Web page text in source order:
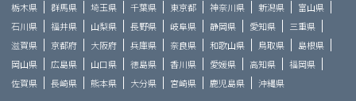
栃木県
群馬県 埼玉県 千葉県 東京都 神奈川県 新潟県
富山県
石川県
福井県 山梨県 長野県 岐阜県 静岡県 愛知県
三重県
滋賀県
京都府 大阪府 兵庫県 奈良県 和歌山県 鳥取県
島根県
岡山県
広島県 山口県 徳島県 香川県 愛媛県 高知県
福岡県
佐賀県
長崎県 熊本県 大分県 宮崎県 鹿児島県 沖縄県